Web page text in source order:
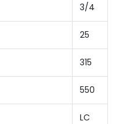
3/4
25
315
550
LC